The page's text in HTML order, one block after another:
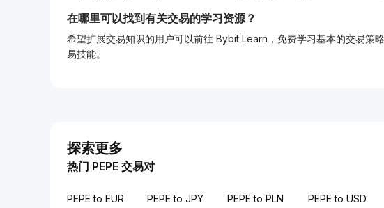
在哪里可以找到有关交易的学习资源？
希望扩展交易知识的用户可以前往 Bybit Learn，免费学习基本的交易策
易技能。
探索更多
热门 PEPE 交易对
PEPE to EUR PEPE to JPY PEPE to PLN PEPE to USD